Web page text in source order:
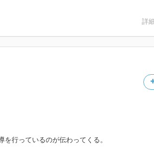
詳
行っているのが伝わってくる。